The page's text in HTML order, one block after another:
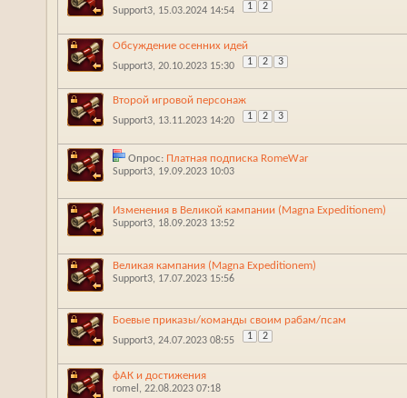
Support3‎, 15.03.2024 14:54 1 2
Обсуждение осенних идей
Support3‎, 20.10.2023 15:30 1 2 3
Второй игровой персонаж
Support3‎, 13.11.2023 14:20 1 2 3
Опрос: Платная подписка RomeWar
Support3‎, 19.09.2023 10:03
Изменения в Великой кампании (Magna Expeditionem)
Support3‎, 18.09.2023 13:52
Великая кампания (Magna Expeditionem)
Support3‎, 17.07.2023 15:56
Боевые приказы/команды своим рабам/псам
Support3‎, 24.07.2023 08:55 1 2
фАК и достижения
romel ‎, 22.08.2023 07:18